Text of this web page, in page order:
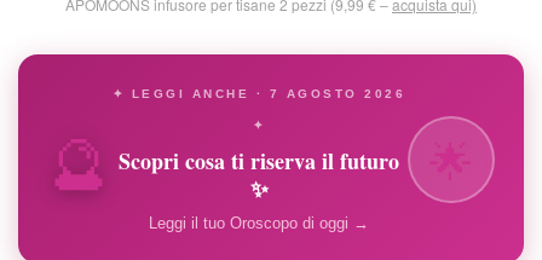
APOMOONS infusore per tisane 2 pezzi (9,99 € –acquista qui)
🔮
✦ LEGGI ANCHE · 7 AGOSTO 2026
✦
Scopri cosa ti riserva il futuro
✨
Leggi il tuo Oroscopo di oggi →